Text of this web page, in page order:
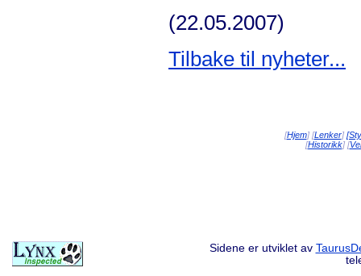
(22.05.2007)
Tilbake til nyheter...
[Hjem] [Lenker]
[Historikk] [
Sidene er utviklet av